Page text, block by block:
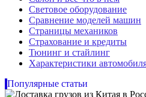
Световое оборудование
Сравнение моделей машин
Страницы механиков
Страхование и кредиты
Тюнинг и стайлинг
Характеристики
Популярные статьи